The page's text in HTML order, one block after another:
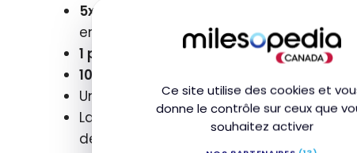
Ce site utilise des cookies et
donne le contrôle sur ceux que
souhaitez activer
5x les points de récompense BMO
emporter, le covoiturage, le transport
1 point de récompense BMOpour
10 % plus de points
lorsque vous
Une
assurance pour appareils mobiles
La fonctionPay with Points , qui vous
de